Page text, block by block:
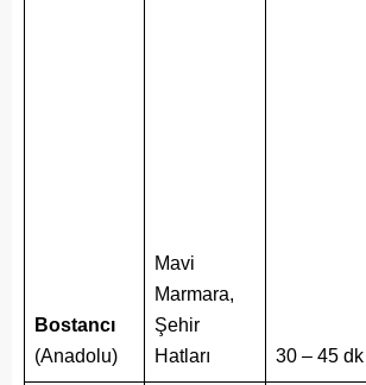
Bostancı
(Anadolu)
Mavi
Marmara,
Şehir
Hatları
30 – 45 dk